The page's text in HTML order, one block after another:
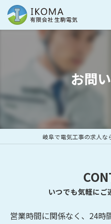
お問
岐阜で電気工事の求人な
いつでも気軽にご
営業時間に関係なく、24時